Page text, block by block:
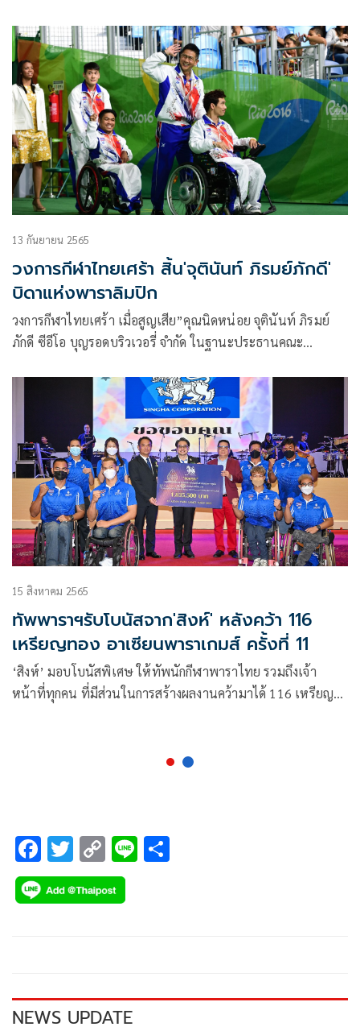
Insidethegames ร่วมเสนอข่าวการจากไปในครั้งนี้ ด้าน”บาสวีล
แชร์โลก” ยกคือแชมป์ตัวจริงของวงการพาราสปอร์ต
13 กันยายน 2565
วงการกีฬาไทยเศร้า สิ้น'จุตินันท์ ภิรมย์ภักดี'
บิดาแห่งพาราลิมปิก
วงการกีฬาไทยเศร้า เมื่อสูญเสีย”คุณนิดหน่อย จุตินันท์ ภิรมย์
ภักดี ซีอีโอ บุญรอดบริวเวอรี่ จำกัด ในฐานะประธานคณะ
ให้การดูแลวงการกีฬาคนพิการไทย จนเปรียบเสมือนบิดาแห่ง
15 สิงหาคม 2565
ทัพพาราฯรับโบนัสจาก'สิงห์' หลังคว้า 116
เหรียญทอง อาเซียนพาราเกมส์ ครั้งที่ 11
‘สิงห์’ มอบโบนัสพิเศษ ให้ทัพนักกีฬาพาราไทย รวมถึงเจ้า
หน้าที่ทุกคน ที่มีส่วนในการสร้างผลงานคว้ามาได้ 116 เหรียญ
กรกฎาคม – 6 สิงหาคมที่ผ่านมา ปิดฉากอันดับที่ 2 เป็นรอง “เจ้า
F
ac
e
k
T
wi
tt
C
o
p
k
Li
NEWS UPDATE